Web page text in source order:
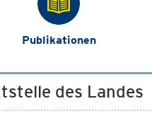
Publikationen
des Landes